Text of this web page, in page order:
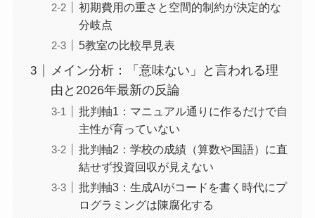
初期費用の重さと空間的制約が決定的な
分岐点
5教室の比較早見表
メイン分析：「意味ない」と言われる理
由と2026年最新の反論
批判軸1：マニュアル通りに作るだけで自
主性が育っていない
批判軸2：学校の成績（算数や国語）に直
結せず投資回収が見えない
批判軸3：生成AIがコードを書く時代にプ
ログラミングは陳腐化する